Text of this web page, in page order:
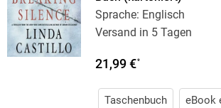
Sprache: Englisch
Versand in 5 Tagen
21,99 €*
Taschenbuch
eBook